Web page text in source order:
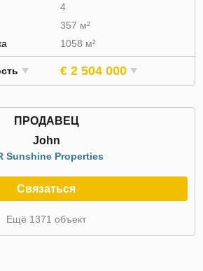
4
357 м²
1058 м²
€ 2 504 000
ПРОДАВЕЦ
John
Sunshine Properties
Связаться
Ещё 1371 объект